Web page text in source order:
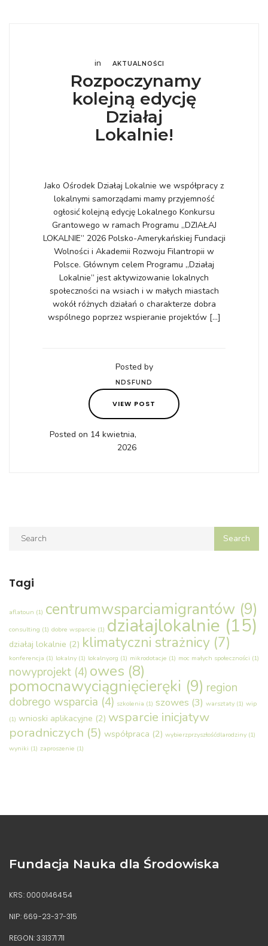
in AKTUALNOŚCI
Rozpoczynamy
kolejną edycję
Działaj
Lokalnie!
Jako Ośrodek Działaj Lokalnie we współpracy z
lokalnymi samorządami mamy przyjemność
ogłosić kolejną edycję Lokalnego Konkursu
Grantowego w ramach Programu „DZIAŁAJ
LOKALNIE” 2026 Polsko-Amerykańskiej Fundacji
Wolności i Akademii Rozwoju Filantropii w
Polsce. Głównym celem Programu „Działaj
Lokalnie” jest aktywizowanie lokalnych
społeczności na wsiach i w małych miastach
wokół różnych działań o charakterze dobra
wspólnego poprzez wspieranie projektów […]
Posted by
NDSFUND
VIEW POST
Posted on 14 kwietnia,
2026
Tagi
aflatoun (1) centrumwsparciamigrantów (9)
consulting (1) dobre wsparcie (1) działajlokalnie (15)
działaj lokalnie (2) klimatyczni strażnicy (7)
konferencja (1) lokalny (1) lokalny.org (1) mikrodotacje (1) moc małych społeczności (1)
nowyprojekt (4) owes (8)
pomocnawyciągnięcieręki (9) region
dobrego wsparcia (4) szkolenia (1) szowes (3) warsztaty (1) wip
(1) wnioski aplikacyjne (2) wsparcie inicjatyw
poradniczych (5) współpraca (2) wybierzprzyszłośćdlarodziny (1)
wyniki (1) zaproszenie (1)
Fundacja Nauka dla Środowiska
KRS: 0000146454
NIP: 669-23-37-315
REGON: 331371711